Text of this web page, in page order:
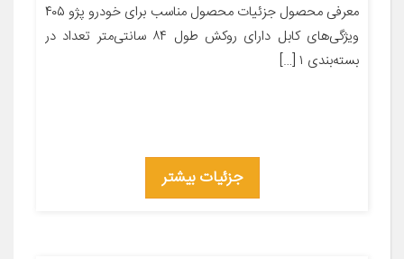
معرفی محصول جزئیات محصول مناسب برای خودرو پژو ۴۰۵
ویژگی‌های کابل دارای روکش طول ۸۴ سانتی‌متر تعداد در
بسته‌بندی ۱ […]
جزئیات بیشتر